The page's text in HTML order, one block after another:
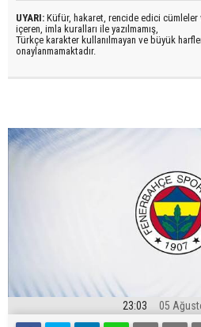
UYARI: Küfür, hakaret, rencide edici cümleler
içeren, imla kuralları ile yazılmamış,
Türkçe karakter kullanılmayan ve büyük
onaylanmamaktadır.
23:03 05